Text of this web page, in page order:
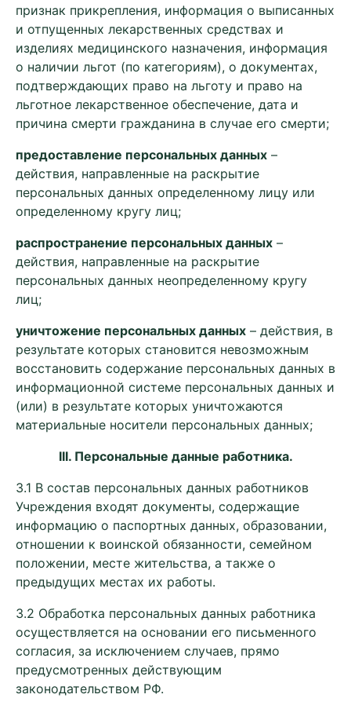
признак прикрепления, информация о выписанных
и отпущенных лекарственных средствах и
изделиях медицинского назначения, информация
о наличии льгот (по категориям), о документах,
подтверждающих право на льготу и право на
льготное лекарственное обеспечение, дата и
причина смерти гражданина в случае его смерти;
предоставление персональных данных –
действия, направленные на раскрытие
персональных данных определенному лицу или
определенному кругу лиц;
распространение персональных данных –
действия, направленные на раскрытие
персональных данных неопределенному кругу
лиц;
уничтожение персональных данных – действия, в
результате которых становится невозможным
восстановить содержание персональных данных в
информационной системе персональных данных и
(или) в результате которых уничтожаются
материальные носители персональных данных;
III. Персональные данные работника.
3.1 В состав персональных данных работников
Учреждения входят документы, содержащие
информацию о паспортных данных, образовании,
отношении к воинской обязанности, семейном
положении, месте жительства, а также о
предыдущих местах их работы.
3.2 Обработка персональных данных работника
осуществляется на основании его письменного
согласия, за исключением случаев, прямо
предусмотренных действующим
законодательством РФ.